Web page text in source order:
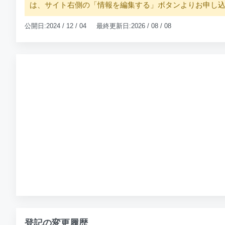
は、サイト右側の「情報を編集する」ボタンよりお申し
公開日:2024 / 12 / 04 最終更新日:2026 / 08 / 08